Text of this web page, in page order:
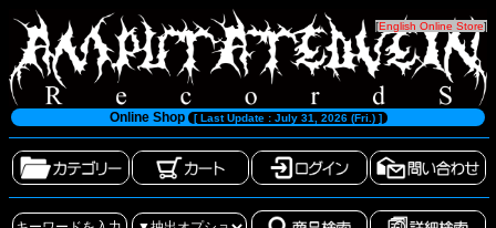
[English Online Store]
Online Shop [ Last Update : July 31, 2026 (Fri.) ]